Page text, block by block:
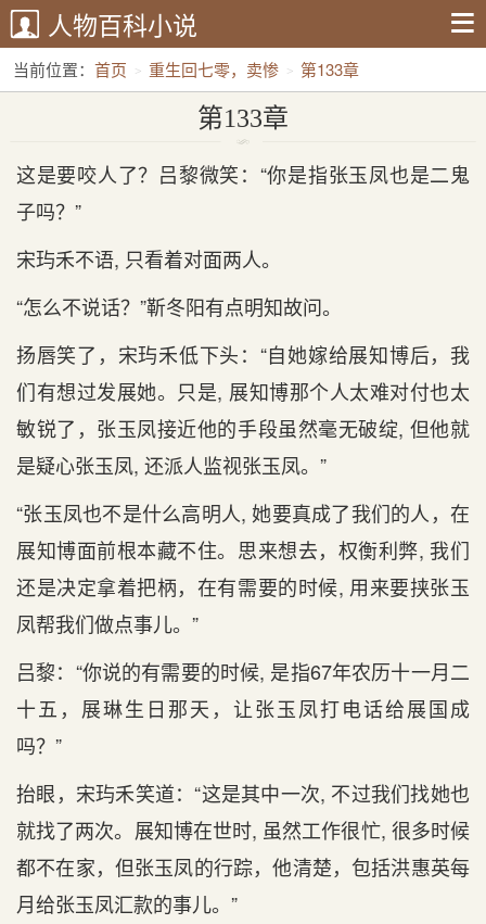
人物百科小说
当前位置： 首页 重生回七零，卖惨 第133章
第133章
这是要咬人了？吕黎微笑：“你是指张玉凤也是二鬼
子吗？”
宋玙禾不语, 只看着对面两人。
“怎么不说话？”靳冬阳有点明知故问。
扬唇笑了，宋玙禾低下头：“自她嫁给展知博后，我
们有想过发展她。只是, 展知博那个人太难对付也太
敏锐了，张玉凤接近他的手段虽然毫无破绽, 但他就
是疑心张玉凤, 还派人监视张玉凤。”
“张玉凤也不是什么高明人, 她要真成了我们的人，在
展知博面前根本藏不住。思来想去，权衡利弊, 我们
还是决定拿着把柄，在有需要的时候, 用来要挟张玉
凤帮我们做点事儿。”
吕黎：“你说的有需要的时候, 是指67年农历十一月二
十五，展琳生日那天，让张玉凤打电话给展国成
吗？”
抬眼，宋玙禾笑道：“这是其中一次, 不过我们找她也
就找了两次。展知博在世时, 虽然工作很忙, 很多时候
都不在家，但张玉凤的行踪，他清楚，包括洪惠英每
月给张玉凤汇款的事儿。”